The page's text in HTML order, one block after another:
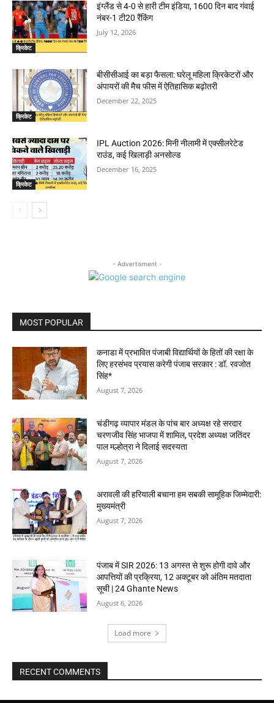
क्रिकेट
इंग्लैंड से 4-0 से हारी टीम इंडिया, 1600 दिन बाद गंवाई
नंबर-1 टी20 रैंकिंग
July 12, 2026
क्रिकेट
बीसीसीआई का बड़ा फैसला: घरेलू महिला क्रिकेटरों और
अंपायरों की मैच फीस में ऐतिहासिक बढ़ोतरी
December 22, 2025
क्रिकेट
IPL Auction 2026: मिनी नीलामी में एक्सीलरेटेड
राउंड, कई खिलाड़ी अनसोल्ड
December 16, 2025
- Advertisment -
MOST POPULAR
कनाडा में प्रभावित पंजाबी विद्यार्थियों के हितों की रक्षा के
लिए हरसंभव प्रयास करेगी पंजाब सरकार : डॉ. रवजोत
सिंह*
August 7, 2026
चंडीगढ़ व्यापार मंडल के पांच बार अध्यक्ष रहे सरदार
चरणजीव सिंह भाजपा में शामिल, प्रदेश अध्यक्ष जतिंदर
पाल मल्होत्रा ने दिलाई सदस्यता
August 7, 2026
अरावली की हरियाली बचाना हम सबकी सामूहिक जिम्मेदारी:
मुख्यमंत्री
August 7, 2026
पंजाब में SIR 2026: 13 अगस्त से शुरू होगी दावे और
आपत्तियों की प्रक्रिया, 12 अक्टूबर को अंतिम मतदाता
सूची | 24 Ghante News
August 6, 2026
Load more
RECENT COMMENTS